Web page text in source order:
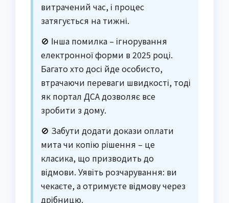
витрачений час, і процес
затягується на тижні.
🚫 Інша помилка – ігнорування
електронної форми в 2025 році.
Багато хто досі йде особисто,
втрачаючи переваги швидкості, тоді
як портал ДСА дозволяє все
зробити з дому.
🚫 Забути додати докази оплати
мита чи копію рішення – це
класика, що призводить до
відмови. Уявіть розчарування: ви
чекаєте, а отримуєте відмову через
дрібницю.